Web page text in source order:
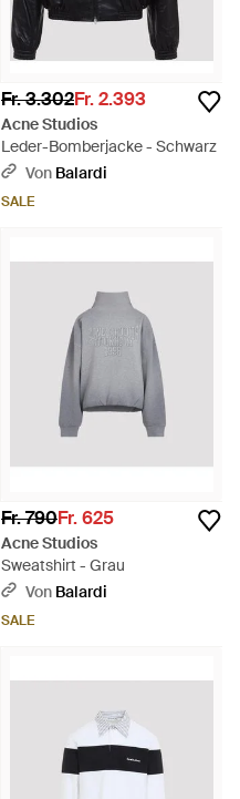
Fr. 3.302Fr. 2.393
Acne Studios
Leder-Bomberjacke - Schwarz
Von Balardi
SALE
Fr. 790Fr. 625
Acne Studios
Sweatshirt - Grau
Von Balardi
SALE